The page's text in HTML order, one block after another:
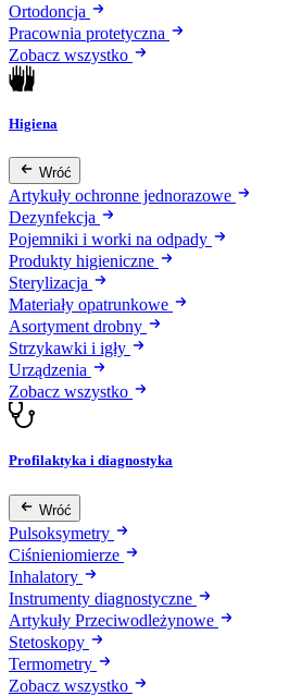
Ortodoncja
Pracownia protetyczna
Zobacz wszystko
Higiena
Wróć
Artykuły ochronne jednorazowe
Dezynfekcja
Pojemniki i worki na odpady
Produkty higieniczne
Sterylizacja
Materiały opatrunkowe
Asortyment drobny
Strzykawki i igły
Urządzenia
Zobacz wszystko
Profilaktyka i diagnostyka
Wróć
Pulsoksymetry
Ciśnieniomierze
Inhalatory
Instrumenty diagnostyczne
Artykuły Przeciwodleżynowe
Stetoskopy
Termometry
Zobacz wszystko